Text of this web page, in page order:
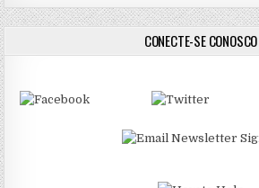
CONECTE-SE CONOSCO